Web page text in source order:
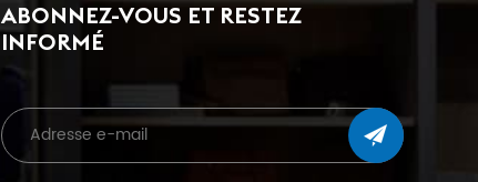
ABONNEZ-VOUS ET RESTEZ
INFORMÉ